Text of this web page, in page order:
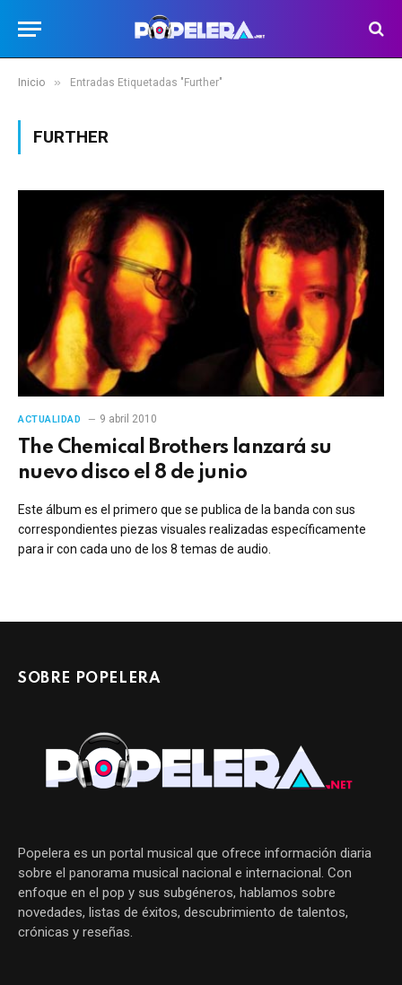
Inicio » Entradas Etiquetadas "Further"
FURTHER
ACTUALIDAD 9 abril 2010
The Chemical Brothers lanzará su
nuevo disco el 8 de junio
Este álbum es el primero que se publica de la banda con sus
correspondientes piezas visuales realizadas específicamente
para ir con cada uno de los 8 temas de audio.
SOBRE POPELERA
Popelera es un portal musical que ofrece información diaria
sobre el panorama musical nacional e internacional. Con
enfoque en el pop y sus subgéneros, hablamos sobre
novedades, listas de éxitos, descubrimiento de talentos,
crónicas y reseñas.